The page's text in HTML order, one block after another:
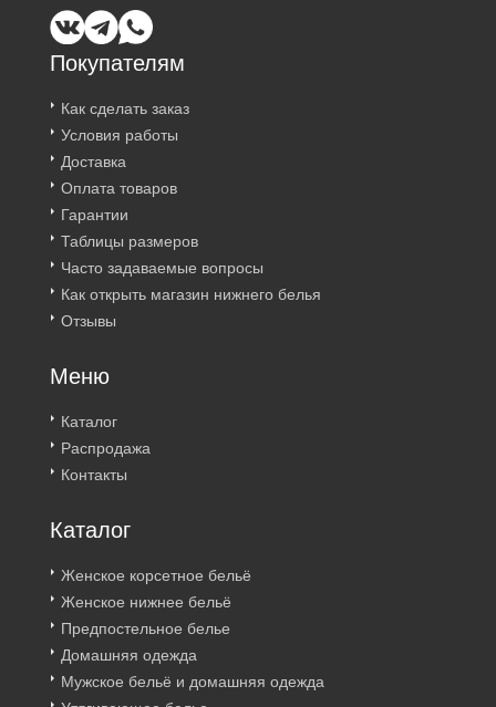
Покупателям
Как сделать заказ
Условия работы
Доставка
Оплата товаров
Гарантии
Таблицы размеров
Часто задаваемые вопросы
Как открыть магазин нижнего белья
Отзывы
Меню
Каталог
Распродажа
Контакты
Каталог
Женское корсетное бельё
Женское нижнее бельё
Предпостельное белье
Домашняя одежда
Мужское бельё и домашняя одежда